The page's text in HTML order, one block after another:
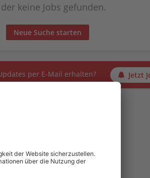
keine Jobs gefunden.
Neue Suche starten
per E-Mail erhalten? Jetzt